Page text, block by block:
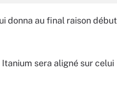
donna au final raison début
sera aligné sur celui